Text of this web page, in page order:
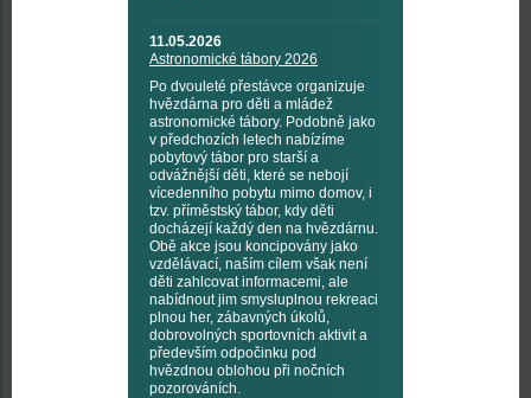
11.05.2026
Astronomické tábory 2026
Po dvouleté přestávce organizuje
hvězdárna pro děti a mládež
astronomické tábory. Podobně jako
v předchozích letech nabízíme
pobytový tábor pro starší a
odvážnější děti, které se nebojí
vícedenního pobytu mimo domov, i
tzv. příměstský tábor, kdy děti
docházejí každý den na hvězdárnu.
Obě akce jsou koncipovány jako
vzdělávací, naším cílem však není
děti zahlcovat informacemi, ale
nabídnout jim smysluplnou rekreaci
plnou her, zábavných úkolů,
dobrovolných sportovních aktivit a
především odpočinku pod
hvězdnou oblohou při nočních
pozorováních.